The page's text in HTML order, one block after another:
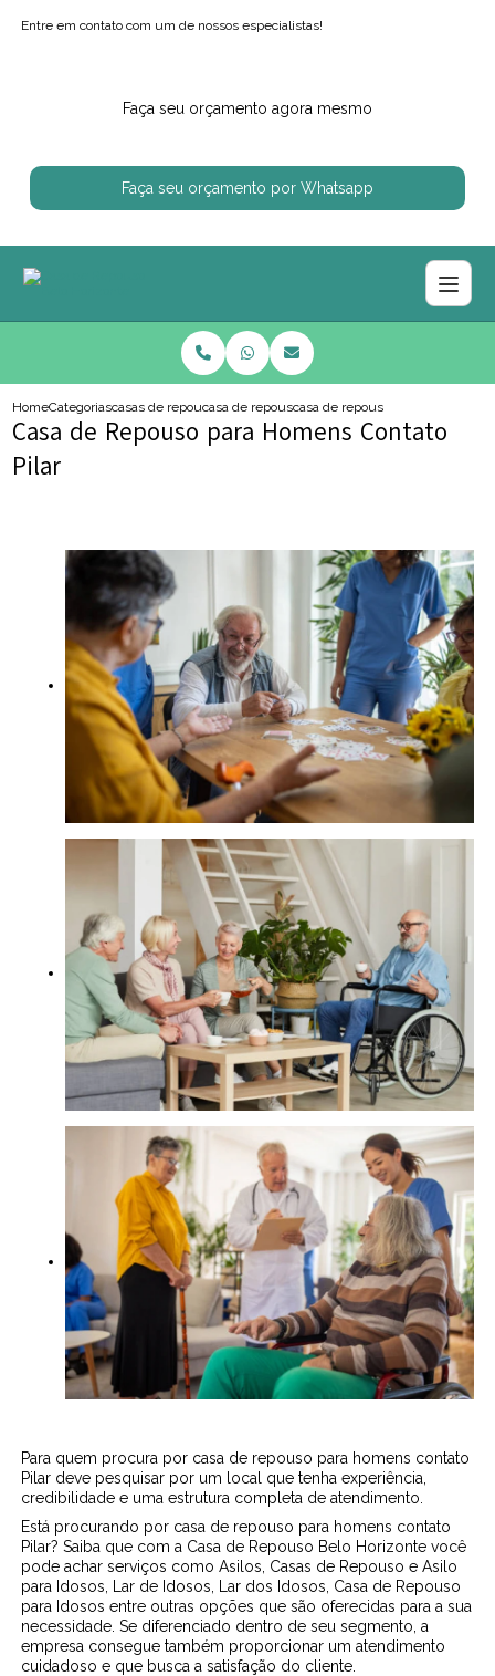
Entre em contato com um de nossos especialistas!
Faça seu orçamento agora mesmo
Faça seu orçamento por Whatsapp
HomeCategoriascasas de repousocasa de repouso regiao centro sul
casa de repouso para homens
Casa de Repouso para Homens Contato
Pilar
Para quem procura por casa de repouso para homens contato
Pilar deve pesquisar por um local que tenha experiência,
credibilidade e uma estrutura completa de atendimento.
Está procurando por casa de repouso para homens contato
Pilar? Saiba que com a Casa de Repouso Belo Horizonte você
pode achar serviços como Asilos, Casas de Repouso e Asilo
para Idosos, Lar de Idosos, Lar dos Idosos, Casa de Repouso
para Idosos entre outras opções que são oferecidas para a sua
necessidade. Se diferenciado dentro de seu segmento, a
empresa consegue também proporcionar um atendimento
cuidadoso e que busca a satisfação do cliente.